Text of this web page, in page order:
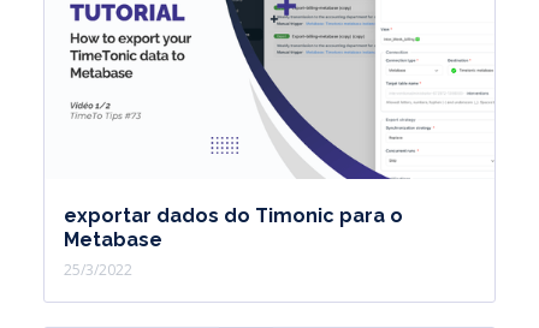
exportar dados do Timonic para o
Metabase
25/3/2022